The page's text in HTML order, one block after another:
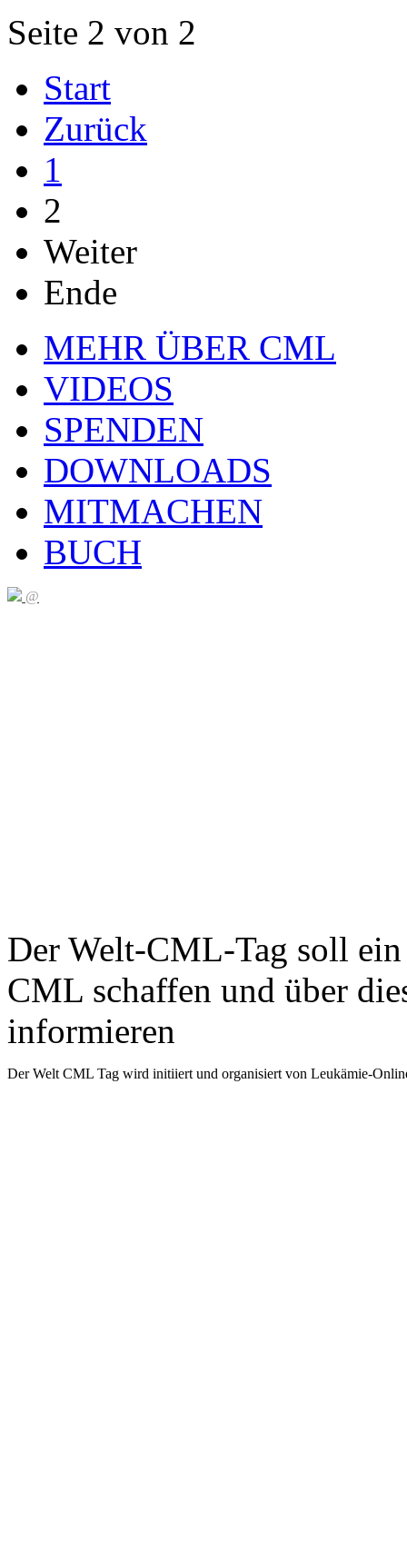
Seite 2 von 2
Start
Zurück
1
2
Weiter
Ende
MEHR ÜBER CML
VIDEOS
SPENDEN
DOWNLOADS
MITMACHEN
BUCH
@
Der Welt-CML-Tag soll
CML schaffen und über
informieren
Der Welt CML Tag wird initiiert und organisiert von Leukämie-